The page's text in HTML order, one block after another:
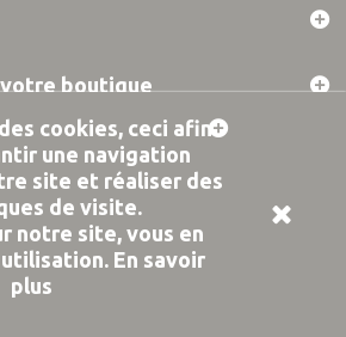
Agence Idole
boutique
cookies, ceci afin
une navigation
site et réaliser des
de visite.
notre site, vous en
En savoir
plus